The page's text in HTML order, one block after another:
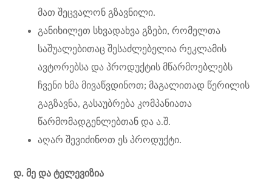
მათ შეცვალონ გზავნილი.
განიხილეთ სხვადახვა გზები, რომელთა
საშუალებითაც შესაძლებელია რეკლამის
ავტორებსა და პროდუქტის მწარმოებლებს
ჩვენი ხმა მივაწვდინოთ; მაგალითად წერილის
გაგზავნა, გასაუბრება კომპანიათა
წარმომადგენლებთან და ა.შ.
აღარ შევიძინოთ ეს პროდუქტი.
დ. მე და ტელევიზია